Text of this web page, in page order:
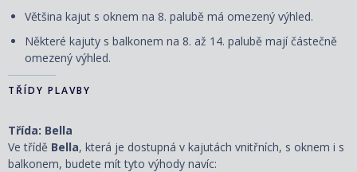
Většina kajut s oknem na 8. palubě má omezený výhled.
Některé kajuty s balkonem na 8. až 14. palubě mají částečně
omezený výhled.
TŘÍDY PLAVBY
Třída: Bella
Ve třídě Bella, která je dostupná v kajutách vnitřních, s oknem i s
balkonem, budete mít tyto výhody navíc: